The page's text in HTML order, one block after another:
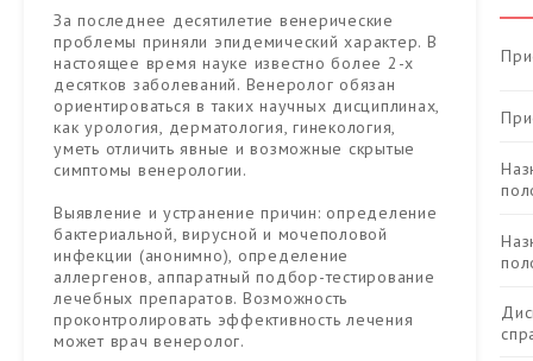
За последнее десятилетие венерические
проблемы приняли эпидемический характер. В
настоящее время науке известно более 2-х
десятков заболеваний. Венеролог обязан
ориентироваться в таких научных дисциплинах,
как урология, дерматология, гинекология,
уметь отличить явные и возможные скрытые
симптомы венерологии.
Выявление и устранение причин: определение
бактериальной, вирусной и мочеполовой
инфекции (анонимно), определение
аллергенов, аппаратный подбор-тестирование
лечебных препаратов. Возможность
проконтролировать эффективность лечения
может врач венеролог.